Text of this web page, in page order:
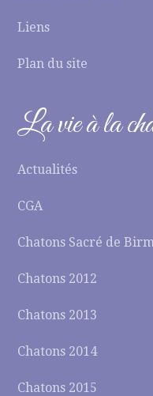
Liens
Plan du site
La vie à la
Actualités
CGA
Chatons Sacré de
Chatons 2012
Chatons 2013
Chatons 2014
Chatons 2015